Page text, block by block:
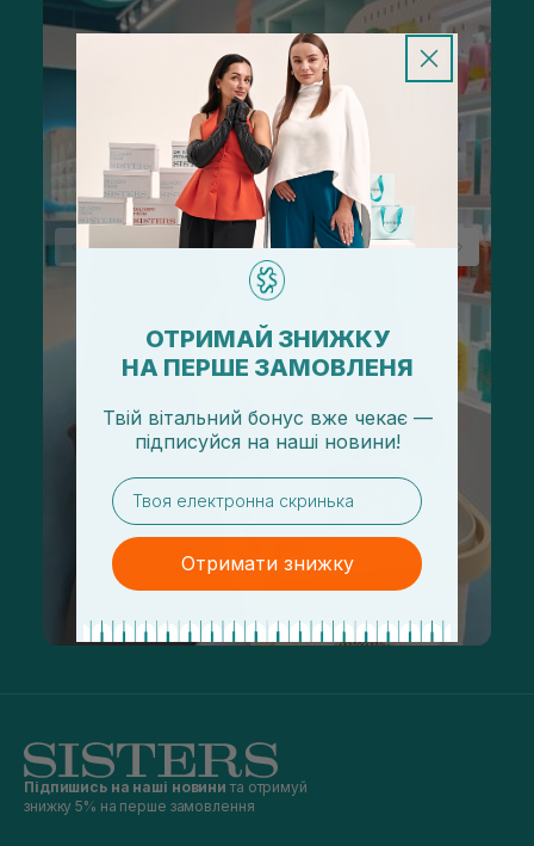
Підпишись на наші новини та отримуй
знижку 5% на перше замовлення
ОТРИМАЙ ЗНИЖКУ
НА ПЕРШЕ ЗАМОВЛЕНЯ
Твій вітальний бонус вже чекає —
підписуйся на наші новини!
email
Отримати знижку